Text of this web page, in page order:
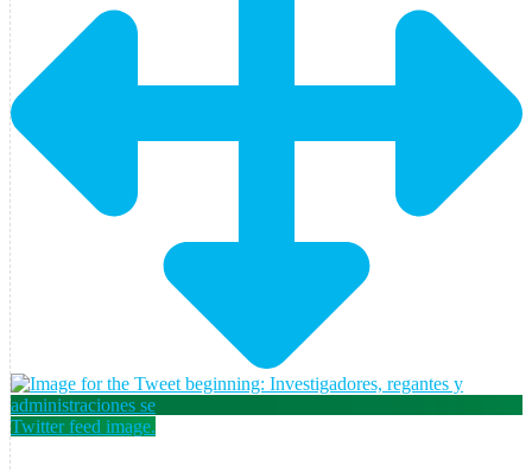
Twitter feed image.